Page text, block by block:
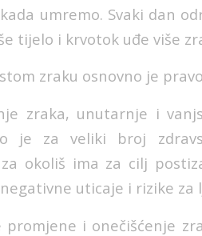
umremo. Svaki dan
tijelo i krvotok uđe više
zraku osnovno je
zraka, unutarnje i
je za veliki broj
okoliš ima za cilj
uticaje i rizike za
promjene i onečišćenje